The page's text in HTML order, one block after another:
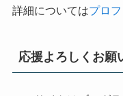
詳細についてはプロ
応援よろしくお願